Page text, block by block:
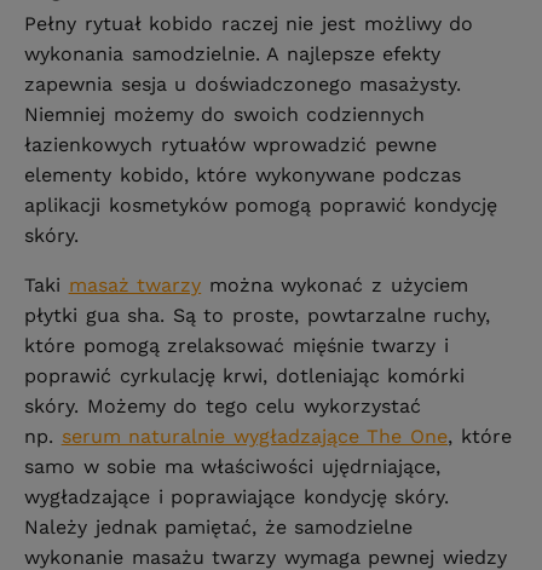
Pełny rytuał kobido raczej nie jest możliwy do
wykonania samodzielnie. A najlepsze efekty
zapewnia sesja u doświadczonego masażysty.
Niemniej możemy do swoich codziennych
łazienkowych rytuałów wprowadzić pewne
elementy kobido, które wykonywane podczas
aplikacji kosmetyków pomogą poprawić kondycję
skóry.
Taki masaż twarzy można wykonać z użyciem
płytki gua sha. Są to proste, powtarzalne ruchy,
które pomogą zrelaksować mięśnie twarzy i
poprawić cyrkulację krwi, dotleniając komórki
skóry. Możemy do tego celu wykorzystać
np. serum naturalnie wygładzające The One, które
samo w sobie ma właściwości ujędrniające,
wygładzające i poprawiające kondycję skóry.
Należy jednak pamiętać, że samodzielne
wykonanie masażu twarzy wymaga pewnej wiedzy